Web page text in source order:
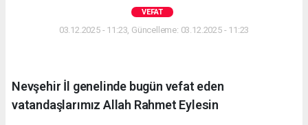
VEFAT
03.12.2025 - 11:23, Güncelleme: 03.12.2025 - 11:23
Nevşehir İl genelinde bugün vefat eden
vatandaşlarımız Allah Rahmet Eylesin